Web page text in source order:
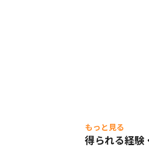
もっと見る
得られる経験